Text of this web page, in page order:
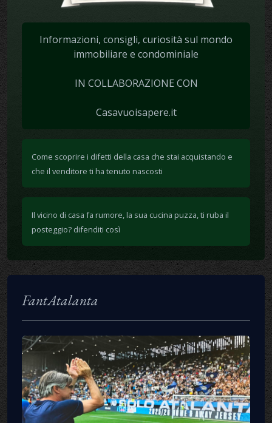
Informazioni, consigli, curiosità sul mondo
immobiliare e condominiale
IN COLLABORAZIONE CON
Casavuoisapere.it
Come scoprire i difetti della casa che stai acquistando e
che il venditore ti ha tenuto nascosti
Il vicino di casa fa rumore, la sua cucina puzza, ti ruba il
posteggio? difenditi così
FantAtalanta